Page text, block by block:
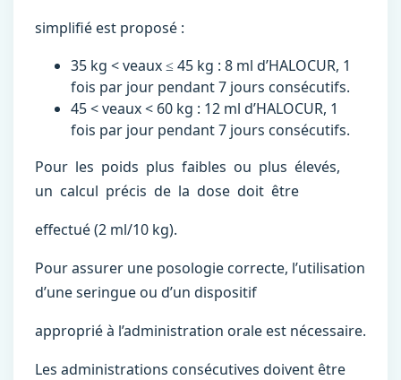
simplifié est proposé :
35 kg < veaux ≤ 45 kg : 8 ml d’HALOCUR, 1
fois par jour pendant 7 jours consécutifs.
45 < veaux < 60 kg : 12 ml d’HALOCUR, 1
fois par jour pendant 7 jours consécutifs.
Pour les poids plus faibles ou plus élevés,
un calcul précis de la dose doit être
effectué (2 ml/10 kg).
Pour assurer une posologie correcte, l’utilisation
d’une seringue ou d’un dispositif
approprié à l’administration orale est nécessaire.
Les administrations consécutives doivent être